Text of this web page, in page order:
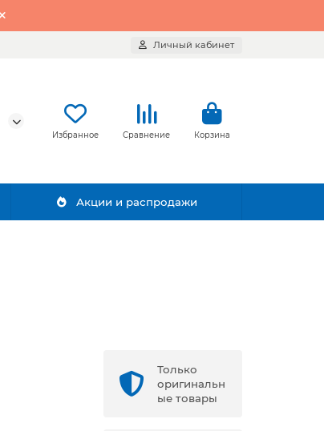
Личный кабинет
Избранное Сравнение Корзина
Акции и распродажи
Только
оригинальн
ые товары